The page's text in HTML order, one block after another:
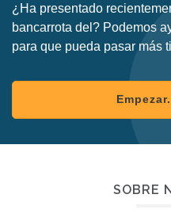
¿Ha presentado
bancarrota del? Podemos
para que pueda pasar más
SOBRE